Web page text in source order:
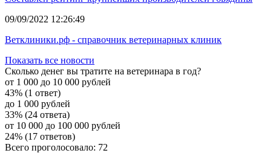
09/09/2022 12:26:49
Ветклиники.рф - справочник ветеринарных клиник
Показать все новости
Сколько денег вы тратите на ветеринара в год?
от 1 000 до 10 000 рублей
43% (1 ответ)
до 1 000 рублей
33% (24 ответа)
от 10 000 до 100 000 рублей
24% (17 ответов)
Всего проголосовало: 72